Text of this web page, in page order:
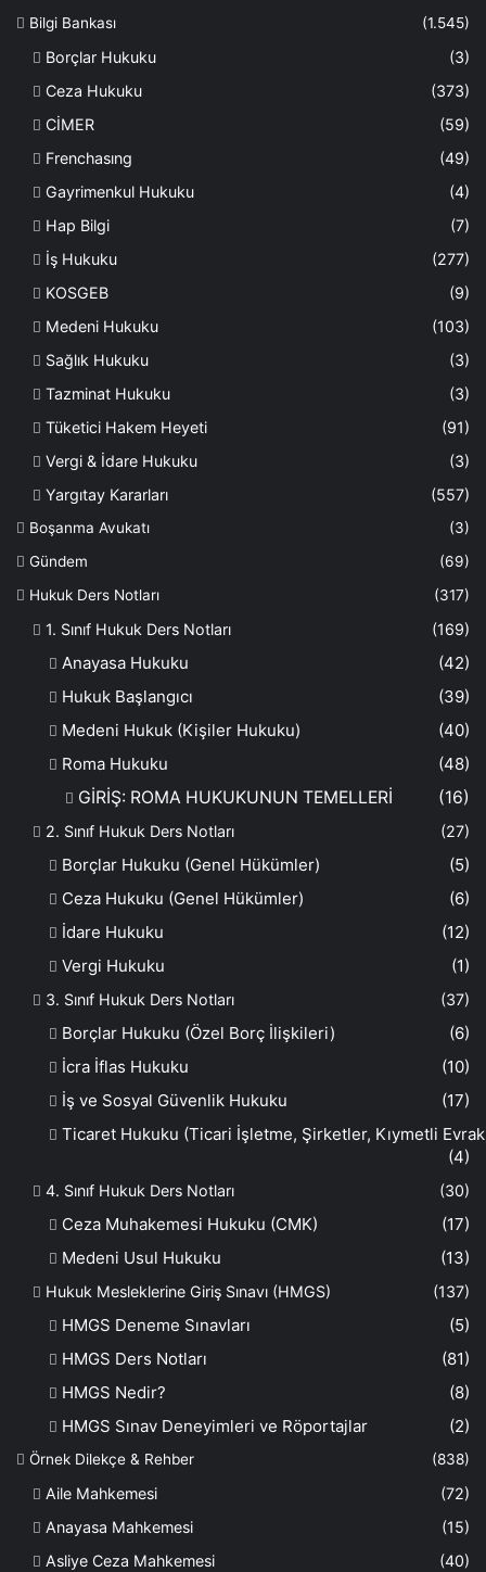
Bilgi Bankası
(1.545)
Borçlar Hukuku
(3)
Ceza Hukuku
(373)
CİMER
(59)
Frenchasıng
(49)
Gayrimenkul Hukuku
(4)
Hap Bilgi
(7)
İş Hukuku
(277)
KOSGEB
(9)
Medeni Hukuku
(103)
Sağlık Hukuku
(3)
Tazminat Hukuku
(3)
Tüketici Hakem Heyeti
(91)
Vergi & İdare Hukuku
(3)
Yargıtay Kararları
(557)
Boşanma Avukatı
(3)
Gündem
(69)
Hukuk Ders Notları
(317)
1. Sınıf Hukuk Ders Notları (169)
Anayasa Hukuku
(42)
Hukuk Başlangıcı
(39)
Medeni Hukuk (Kişiler Hukuku)
(40)
Roma Hukuku
(48)
GİRİŞ: ROMA HUKUKUNUN TEMELLERİ
(16)
2. Sınıf Hukuk Ders Notları (27)
Borçlar Hukuku (Genel Hükümler)
(5)
Ceza Hukuku (Genel Hükümler)
(6)
İdare Hukuku
(12)
Vergi Hukuku
(1)
3. Sınıf Hukuk Ders Notları (37)
Borçlar Hukuku (Özel Borç İlişkileri)
(6)
İcra İflas Hukuku
(10)
İş ve Sosyal Güvenlik Hukuku
(17)
Ticaret Hukuku (Ticari İşletme, Şirketler, Kıymetli
(4)
4. Sınıf Hukuk Ders Notları (30)
Ceza Muhakemesi Hukuku (CMK)
(17)
Medeni Usul Hukuku
(13)
Hukuk Mesleklerine Giriş Sınavı (HMGS) (137)
HMGS Deneme Sınavları
(5)
HMGS Ders Notları
(81)
HMGS Nedir?
(8)
HMGS Sınav Deneyimleri ve Röportajlar
(2)
Örnek Dilekçe & Rehber (838)
Aile Mahkemesi
(72)
Anayasa Mahkemesi
(15)
Asliye Ceza Mahkemesi
(40)